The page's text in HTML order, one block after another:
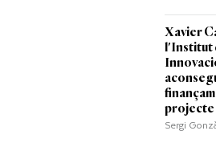
Xavier
l'Institut
projecte
Sergi